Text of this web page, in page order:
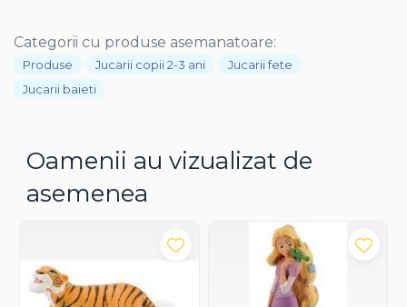
Categorii cu produse asemanatoare:
Produse Jucarii copii 2-3 ani
Jucarii fete
Jucarii baieti
Oamenii au vizualizat de
asemenea